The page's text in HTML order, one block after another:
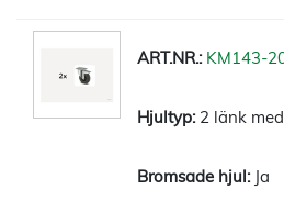
KM143-
2 länk
Ja